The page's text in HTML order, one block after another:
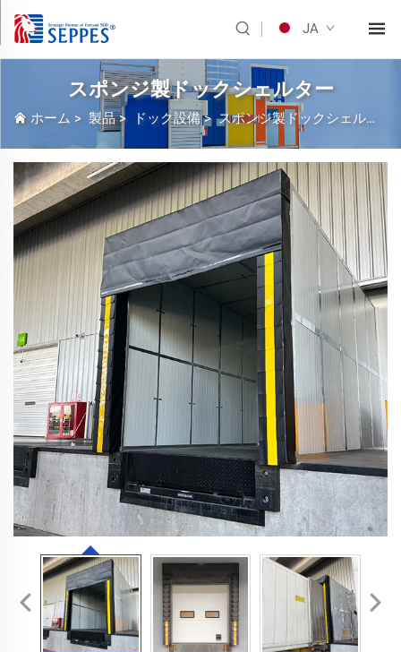
JA
スポンジ製ドックシェルター
ホーム > 製品> ドック設備>スポンジ製ドックシェルター